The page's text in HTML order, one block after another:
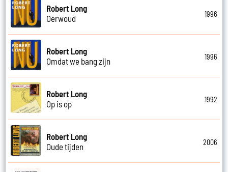
Robert Long
Oerwoud
1996
Robert Long
Omdat we bang zijn
1996
Robert Long
Op is op
1992
Robert Long
Oude tijden
2006